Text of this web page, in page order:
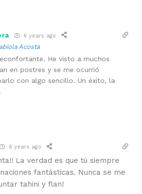
6 years ago
Acosta
He visto a muchos
en postres y se me ocurrió
con algo sencillo. Un éxito, la
6 years ago
La verdad es que tú siempre
fantásticas. Nunca se me
tahini y flan!